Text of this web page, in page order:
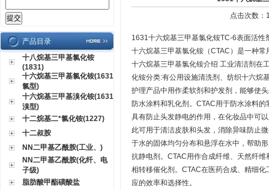
产品目录
十八烷基三甲基氯化铵
(1831)
十六烷基三甲基氯化铵(1631
氯型)
十六烷基三甲基溴化铵(1631
溴型)
十二烷基二*氯化铵(1227)
十二叔胺
NN二甲基乙酰胺(工业、)
NN二甲基乙酰胺(化纤、电
子级)
脂肪酸甲酯磺酸盐
点击次数：
1631十六烷基三甲基氯化铵TC-6表面活性
十六烷基三甲基氯化铵（CTAC）是一种
十六烷基三甲基氯化铵介绍 工业清洁剂在
化铵分类:有公用设施清洗剂、纺织十六烷
护理产品中用作柔软剂和护发剂，能够使
防水涂料和乳化剂。CTAC用于防水涂料
具有防止头发静电的作用，在化妆品中可
此可用于清洁皮肤和头发，消除异味防止
于水的固体均匀分布和悬浮在水中，帮助
抗静电剂。CTAC用作合成纤维、天然纤
相转移催化剂。CTAC在医药合成、精细
应的效率和选择性。